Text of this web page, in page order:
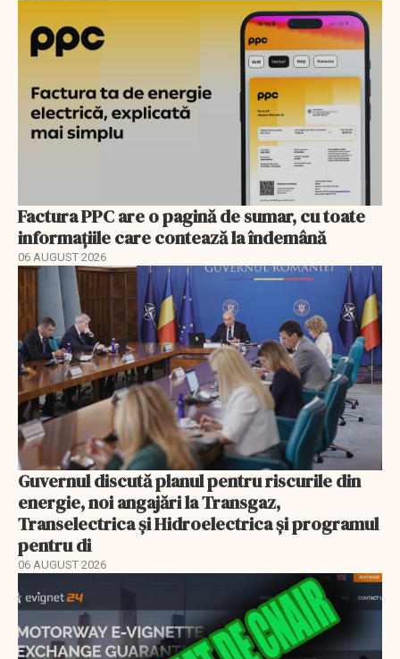
Factura PPC are o pagină de sumar, cu toate
informațiile care contează la îndemână
06 AUGUST 2026
Guvernul discută planul pentru riscurile din
energie, noi angajări la Transgaz,
Transelectrica și Hidroelectrica și programul
pentru di
06 AUGUST 2026